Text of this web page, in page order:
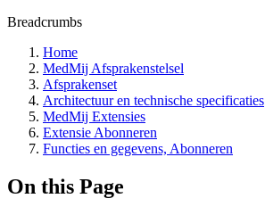
Breadcrumbs
Home
MedMij Afsprakenstelsel
Afsprakenset
Architectuur en technische specificaties
MedMij Extensies
Extensie Abonneren
Functies en gegevens, Abonneren
On this Page